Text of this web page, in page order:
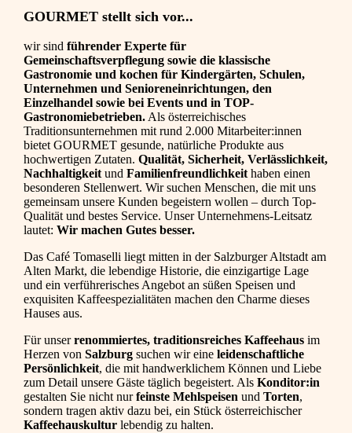
GOURMET stellt sich vor...
wir sind führender Experte für
Gemeinschaftsverpflegung sowie die klassische
Gastronomie und kochen für Kindergärten, Schulen,
Unternehmen und Senioreneinrichtungen, den
Einzelhandel sowie bei Events und in TOP-
Gastronomiebetrieben. Als österreichisches
Traditionsunternehmen mit rund 2.000 Mitarbeiter:innen
bietet GOURMET gesunde, natürliche Produkte aus
hochwertigen Zutaten. Qualität, Sicherheit, Verlässlichkeit,
Nachhaltigkeit und Familienfreundlichkeit haben einen
besonderen Stellenwert. Wir suchen Menschen, die mit uns
gemeinsam unsere Kunden begeistern wollen – durch Top-
Qualität und bestes Service. Unser Unternehmens-Leitsatz
lautet: Wir machen Gutes besser.
Das Café Tomaselli liegt mitten in der Salzburger Altstadt am
Alten Markt, die lebendige Historie, die einzigartige Lage
und ein verführerisches Angebot an süßen Speisen und
exquisiten Kaffeespezialitäten machen den Charme dieses
Hauses aus.
Für unserrenommiertes, traditionsreiches Kaffeehaus im
Herzen von Salzburg suchen wir eine leidenschaftliche
Persönlichkeit, die mit handwerklichem Können und Liebe
zum Detail unsere Gäste täglich begeistert. Als Konditor:in
gestalten Sie nicht nurfeinste Mehlspeisen und Torten,
sondern tragen aktiv dazu bei, ein Stück österreichischer
Kaffeehauskultur lebendig zu halten.